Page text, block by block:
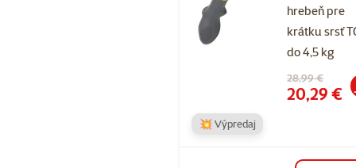
hrebeň pre
krátku srsť
do 4,5 kg
Pôvodná cena
28,99 €
Cena
20,29 €
💥 Výpredaj